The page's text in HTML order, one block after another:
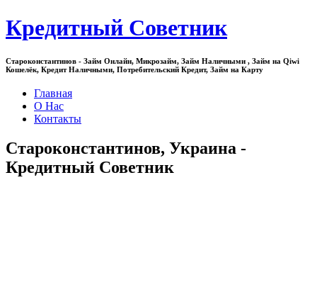
Кредитный Советник
Староконстантинов - Займ Онлайн, Микрозайм, Займ Наличными , Займ на Qiwi
Кошелёк, Кредит Наличными, Потребительский Кредит, Займ на Карту
Главная
О Нас
Контакты
Староконстантинов, Украина -
Кредитный Советник